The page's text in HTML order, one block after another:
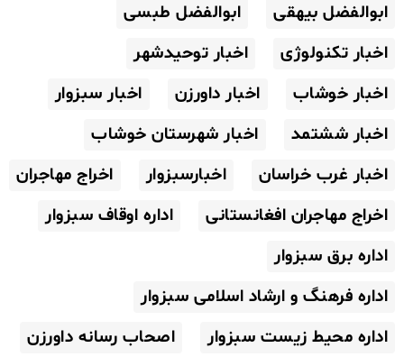
ابوالفضل بیهقی
ابوالفضل طبسی
اخبار تکنولوژی
اخبار توحیدشهر
اخبار خوشاب
اخبار داورزن
اخبار سبزوار
اخبار ششتمد
اخبار شهرستان خوشاب
اخبار غرب خراسان
اخبارسبزوار
اخراج مهاجران
اخراج مهاجران افغانستانی
اداره اوقاف سبزوار
اداره برق سبزوار
اداره فرهنگ و ارشاد اسلامی سبزوار
اداره محیط زیست سبزوار
اصحاب رسانه داورزن